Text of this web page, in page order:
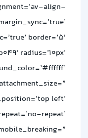
align-
border=’5′
radius=’10px’
left’
repeat’